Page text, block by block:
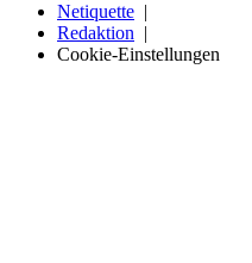
Netiquette
Redaktion
Cookie-Einstellungen